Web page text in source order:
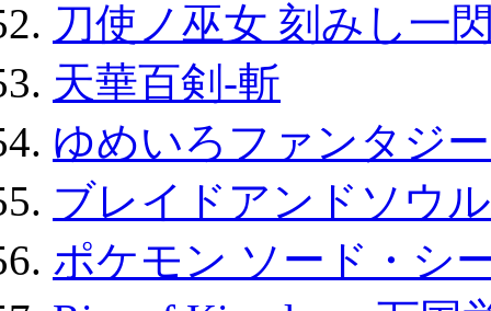
刀使ノ巫女 刻みし一
天華百剣-斬
ゆめいろファンタジ
ブレイドアンドソウ
ポケモン ソード・シ